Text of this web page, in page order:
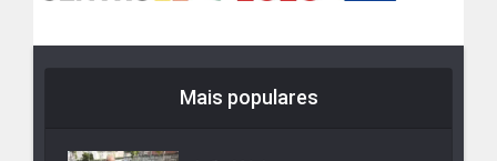
Mais populares